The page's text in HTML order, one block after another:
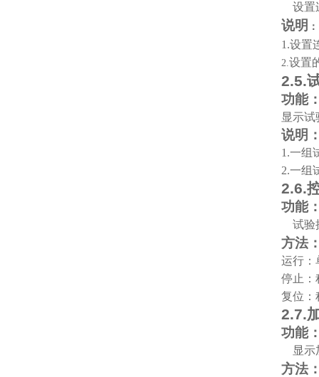
设置
说明 ：
1.设置
2.设置
2.5.
功能
显示
说明
1.一组
2.一组
2.6.
功能
试验
方法
运行：
停止：
复位：
2.7.
功能
显
方法